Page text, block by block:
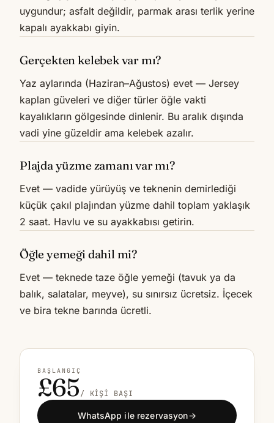
uygundur; asfalt değildir, parmak arası terlik yerine
kapalı ayakkabı giyin.
Gerçekten kelebek var mı?
Yaz aylarında (Haziran–Ağustos) evet — Jersey
kaplan güveleri ve diğer türler öğle vakti
kayalıkların gölgesinde dinlenir. Bu aralık dışında
vadi yine güzeldir ama kelebek azalır.
Plajda yüzme zamanı var mı?
Evet — vadide yürüyüş ve teknenin demirlediği
küçük çakıl plajından yüzme dahil toplam yaklaşık
2 saat. Havlu ve su ayakkabısı getirin.
Öğle yemeği dahil mi?
Evet — teknede taze öğle yemeği (tavuk ya da
balık, salatalar, meyve), su sınırsız ücretsiz. İçecek
ve bira tekne barında ücretli.
BAŞLANGIÇ
£65/ KIŞI BAŞI
WhatsApp ile rezervasyon→